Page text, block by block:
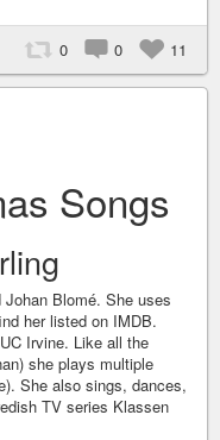
0 0 11
Songs
Johan Blomé. She uses
her listed on IMDB.
Irvine. Like all the
she plays multiple
She also sings, dances,
TV series Klassen